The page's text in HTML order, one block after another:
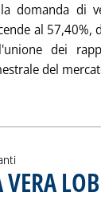
domanda di
al 57,40%,
dei
del
notizia